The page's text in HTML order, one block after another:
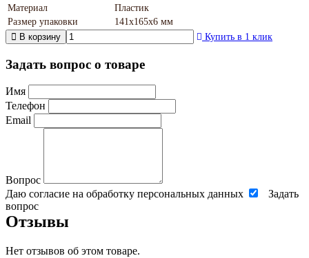
Материал
Пластик
Размер упаковки
141х165х6 мм
В корзину
Купить в 1 клик
Задать вопрос о товаре
Имя
Телефон
Email
Вопрос
Даю согласие на обработку персональных данных
Задать
вопрос
Отзывы
Нет отзывов об этом товаре.